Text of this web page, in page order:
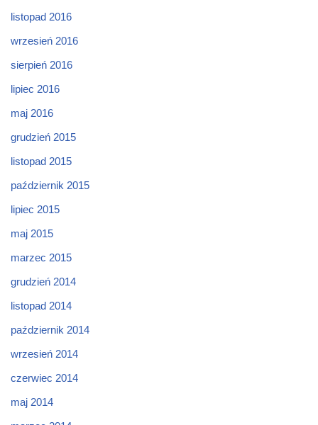
listopad 2016
wrzesień 2016
sierpień 2016
lipiec 2016
maj 2016
grudzień 2015
listopad 2015
październik 2015
lipiec 2015
maj 2015
marzec 2015
grudzień 2014
listopad 2014
październik 2014
wrzesień 2014
czerwiec 2014
maj 2014